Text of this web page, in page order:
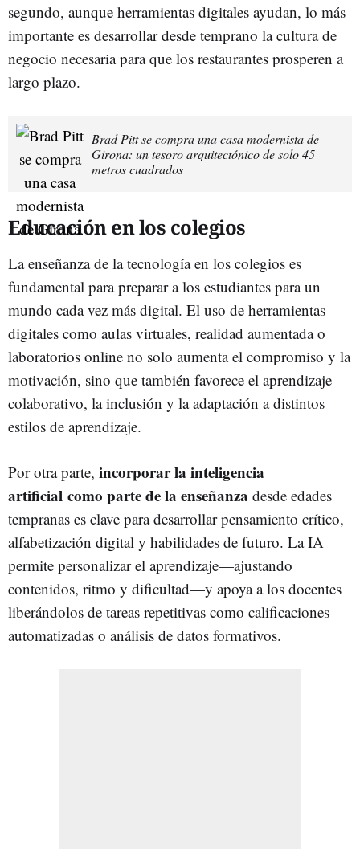
segundo, aunque herramientas digitales ayudan, lo más
importante es desarrollar desde temprano la cultura de
negocio necesaria para que los restaurantes prosperen a
largo plazo.
Brad Pitt se compra una casa modernista de
Girona: un tesoro arquitectónico de solo 45
metros cuadrados
Educación en los colegios
La enseñanza de la tecnología en los colegios es
fundamental para preparar a los estudiantes para un
mundo cada vez más digital. El uso de herramientas
digitales como aulas virtuales, realidad aumentada o
laboratorios online no solo aumenta el compromiso y la
motivación, sino que también favorece el aprendizaje
colaborativo, la inclusión y la adaptación a distintos
estilos de aprendizaje.
Por otra parte, incorporar la inteligencia
artificial como parte de la enseñanza desde edades
tempranas es clave para desarrollar pensamiento crítico,
alfabetización digital y habilidades de futuro. La IA
permite personalizar el aprendizaje—ajustando
contenidos, ritmo y dificultad—y apoya a los docentes
liberándolos de tareas repetitivas como calificaciones
automatizadas o análisis de datos formativos.